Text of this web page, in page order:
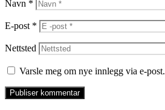
Navn *
E-post *
Nettsted
Varsle meg om nye innlegg via e-post.